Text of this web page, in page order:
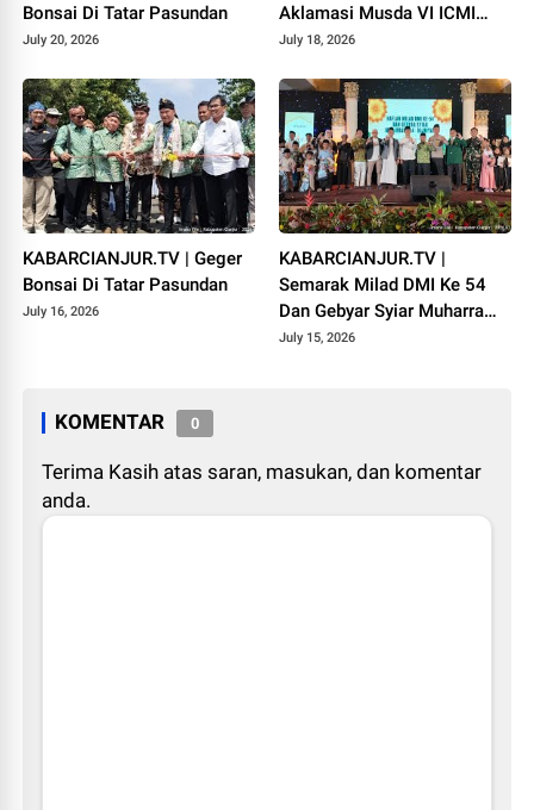
Bonsai Di Tatar Pasundan
July 20, 2026
Aklamasi Musda VI ICMI
Orda Cianjur
July 18, 2026
KABARCIANJUR.TV | Geger
Bonsai Di Tatar Pasundan
July 16, 2026
KABARCIANJUR.TV |
Semarak Milad DMI Ke 54
Dan Gebyar Syiar Muharram
1448 H
July 15, 2026
KOMENTAR 0
Terima Kasih atas saran, masukan, dan komentar
anda.